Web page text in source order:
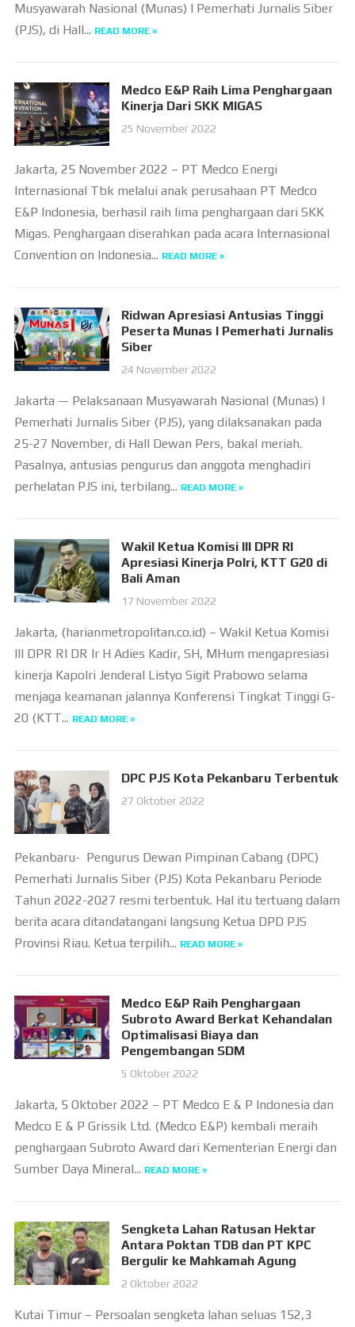
Musyawarah Nasional (Munas) I Pemerhati Jurnalis Siber
(PJS), di Hall... READ MORE »
Medco E&P Raih Lima Penghargaan
Kinerja Dari SKK MIGAS
25 November 2022
Jakarta, 25 November 2022 – PT Medco Energi
Internasional Tbk melalui anak perusahaan PT Medco
E&P Indonesia, berhasil raih lima penghargaan dari SKK
Migas. Penghargaan diserahkan pada acara Internasional
Convention on Indonesia... READ MORE »
Ridwan Apresiasi Antusias Tinggi
Peserta Munas I Pemerhati Jurnalis
Siber
24 November 2022
Jakarta — Pelaksanaan Musyawarah Nasional (Munas) I
Pemerhati Jurnalis Siber (PJS), yang dilaksanakan pada
25-27 November, di Hall Dewan Pers, bakal meriah.
Pasalnya, antusias pengurus dan anggota menghadiri
perhelatan PJS ini, terbilang... READ MORE »
Wakil Ketua Komisi III DPR RI
Apresiasi Kinerja Polri, KTT G20 di
Bali Aman
17 November 2022
Jakarta, (harianmetropolitan.co.id) – Wakil Ketua Komisi
III DPR RI DR Ir H Adies Kadir, SH, MHum mengapresiasi
kinerja Kapolri Jenderal Listyo Sigit Prabowo selama
menjaga keamanan jalannya Konferensi Tingkat Tinggi G-
20 (KTT... READ MORE »
DPC PJS Kota Pekanbaru Terbentuk
27 Oktober 2022
Pekanbaru- Pengurus Dewan Pimpinan Cabang (DPC)
Pemerhati Jurnalis Siber (PJS) Kota Pekanbaru Periode
Tahun 2022-2027 resmi terbentuk. Hal itu tertuang dalam
berita acara ditandatangani langsung Ketua DPD PJS
Provinsi Riau. Ketua terpilih... READ MORE »
Medco E&P Raih Penghargaan
Subroto Award Berkat Kehandalan
Optimalisasi Biaya dan
Pengembangan SDM
5 Oktober 2022
Jakarta, 5 Oktober 2022 – PT Medco E & P Indonesia dan
Medco E & P Grissik Ltd. (Medco E&P) kembali meraih
penghargaan Subroto Award dari Kementerian Energi dan
Sumber Daya Mineral... READ MORE »
Sengketa Lahan Ratusan Hektar
Antara Poktan TDB dan PT KPC
Bergulir ke Mahkamah Agung
2 Oktober 2022
Kutai Timur – Persoalan sengketa lahan seluas 152,3